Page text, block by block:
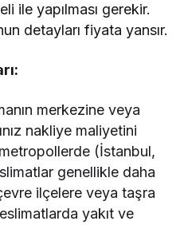
ile yapılması gerekir.
detayları fiyata yansır.
merkezine veya
nakliye maliyetini
(İstanbul,
genellikle daha
ilçelere veya taşra
yakıt ve